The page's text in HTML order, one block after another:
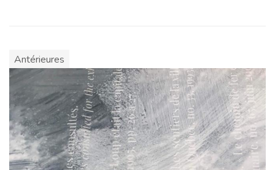
Antérieures